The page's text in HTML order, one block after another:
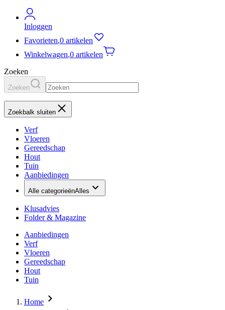
Inloggen
Favorieten,0 artikelen
Winkelwagen,0 artikelen
Zoeken
Zoeken
Zoekbalk sluiten
Verf
Vloeren
Gereedschap
Hout
Tuin
Aanbiedingen
Alle categorieënAlles
Klusadvies
Folder & Magazine
Aanbiedingen
Verf
Vloeren
Gereedschap
Hout
Tuin
Home